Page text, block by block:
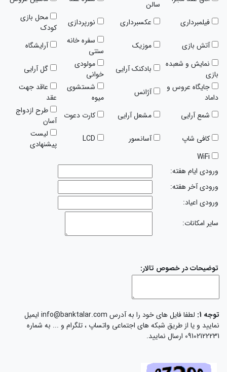
سالن
فیلمبرداری عکسبرداری نورپردازی
محل بازی
کودک
آتش بازی
موزیک
سفره خانه
سنتی
آرایشگاه
نمایش و شعبده
بازی
بادکنک آرایی
مولودی
خوانی
گل آرایی
جایگاه عروس و
داماد
آژانس
شستشوی
میوه
عاقد جهت
عقد
شمع آرایی
مشعل آرایی کارت دعوت
طرح ازدواج
آسان
کافی شاپ
آسانسور
لیست
پیشنهادی
ورودی ایام هفته:
ورودی آخر هفته:
ورودی اعیاد:
سایر امکانات:
توضیحات در خصوص تالار:
توجه 1:
لطفا فایل های خود را به آدرس info@banktalar.com ایمیل
نمایید و یا از طریق شبکه های اجتماعی واتساپ ، تلگرام و ... به شماره
09102122231 ارسال نمایید.